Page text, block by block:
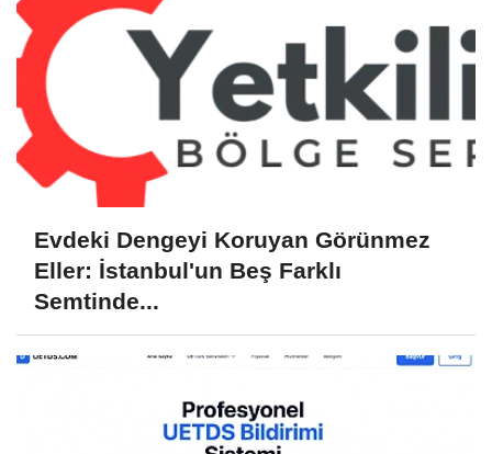
Evdeki Dengeyi Koruyan Görünmez
Eller: İstanbul'un Beş Farklı
Semtinde...